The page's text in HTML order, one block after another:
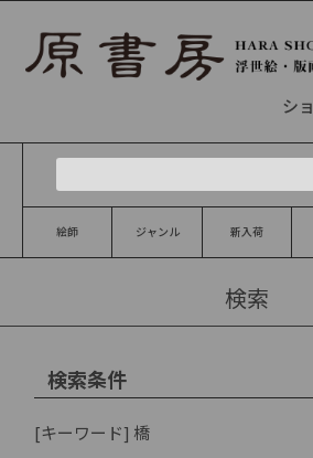
シ
絵師 ジャンル 新入荷
検索
検索条件
[キーワード] 橋